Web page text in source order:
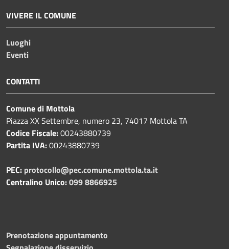
VIVERE IL COMUNE
Luoghi
Eventi
CONTATTI
Comune di Mottola
Piazza XX Settembre, numero 23, 74017 Mottola TA
Codice Fiscale:00243880739
Partita IVA:00243880739
PEC: protocollo@pec.comune.mottola.ta.it
Centralino Unico:099 8866925
Prenotazione appuntamento